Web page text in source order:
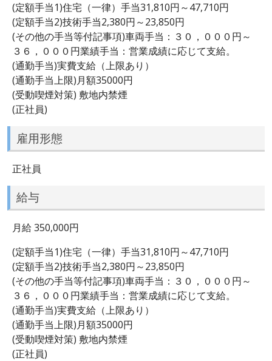
(定額手当1)住宅（一律）手当31,810円～47,710円
(定額手当2)技術手当2,380円～23,850円
(その他の手当等付記事項)車両手当：３０，０００円～
３６，０００円業績手当：営業成績に応じて支給。
(通勤手当)実費支給（上限あり）
(通勤手当上限)月額35000円
(受動喫煙対策) 敷地内禁煙
(正社員)
雇用形態
正社員
給与
月給 350,000円
(定額手当1)住宅（一律）手当31,810円～47,710円
(定額手当2)技術手当2,380円～23,850円
(その他の手当等付記事項)車両手当：３０，０００円～
３６，０００円業績手当：営業成績に応じて支給。
(通勤手当)実費支給（上限あり）
(通勤手当上限)月額35000円
(受動喫煙対策) 敷地内禁煙
(正社員)